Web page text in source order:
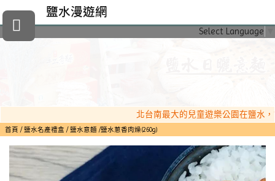
Select Language
鹽水漫遊網
北台南最大的兒童遊樂公園在鹽水
首頁 鹽水名產禮盒 鹽水意麵 鹽水蔥香肉燥(260g)